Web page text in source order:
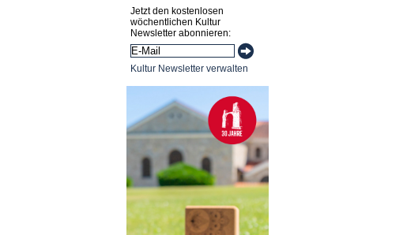
Jetzt den kostenlosen
wöchentlichen Kultur
Newsletter abonnieren:
Kultur Newsletter verwalten